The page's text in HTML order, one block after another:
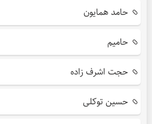
حامد همایون
حامیم
حجت اشرف زاده
حسین توکلی